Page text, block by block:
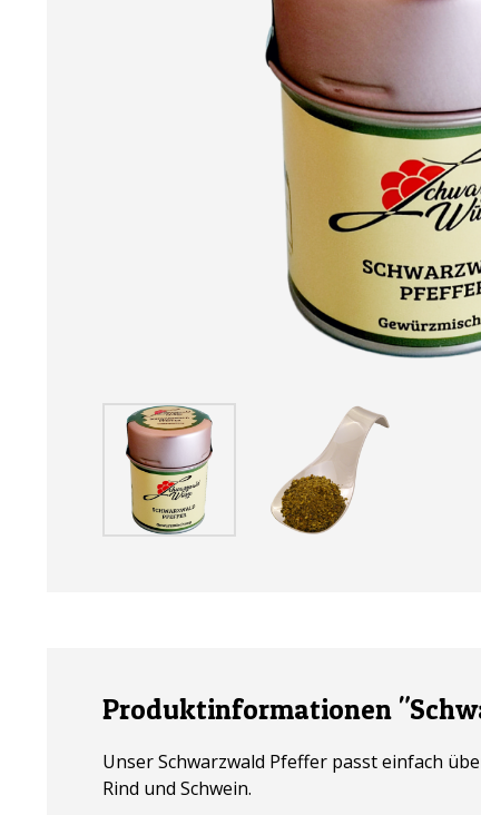
Produktinformationen
Unser Schwarzwald Pfeffer passt einfach
Rind und Schwein.